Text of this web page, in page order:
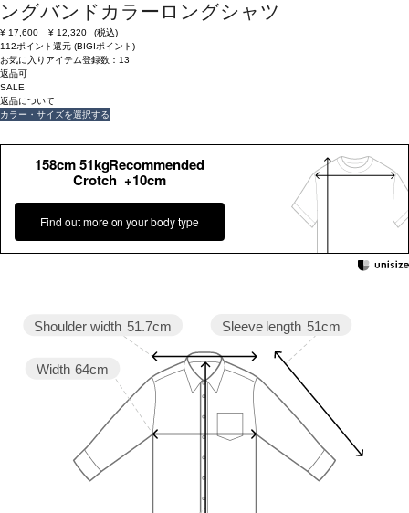
ングバンドカラーロングシャツ
¥ 17,600 ¥ 12,320
(税込)
112ポイント還元 (BIGIポイント)
お気に入りアイテム登録数： 13
返品可
SALE
返品について
カラー・サイズを選択する
158cm 51kgRecommended
Crotch +10cm
Find out more on your body type
Sleeve length 51cm
Width 64cm
Shoulder width 51.7cm